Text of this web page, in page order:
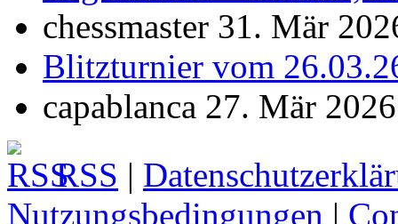
chessmaster 31. Mär
Blitzturnier vom
capablanca 27. Mär 2026
RSS |
Nutzungsbedingungen |